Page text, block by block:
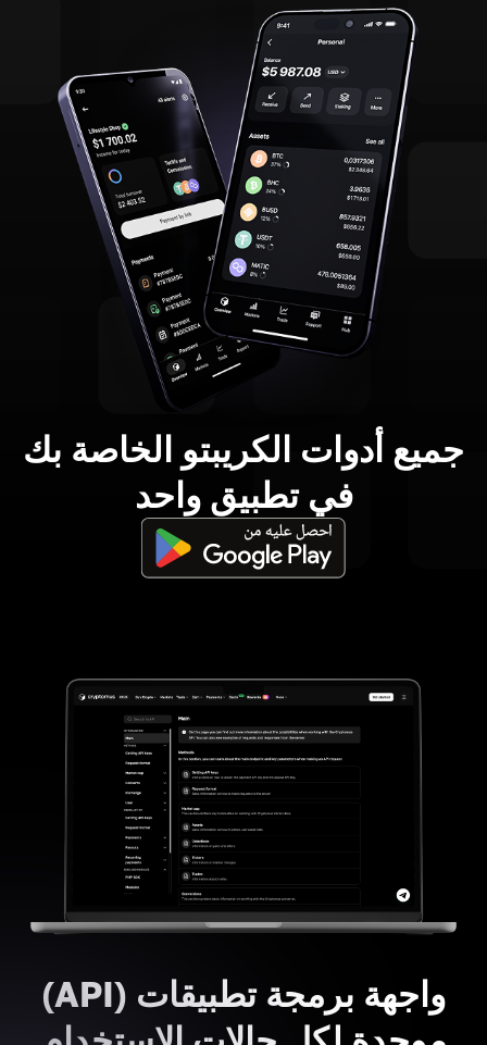
جميع أدوات الكريبتو الخاصة بك
في تطبيق واحد
واجهة برمجة تطبيقات (API)